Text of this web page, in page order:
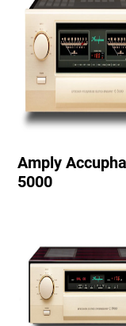
Amply
5000